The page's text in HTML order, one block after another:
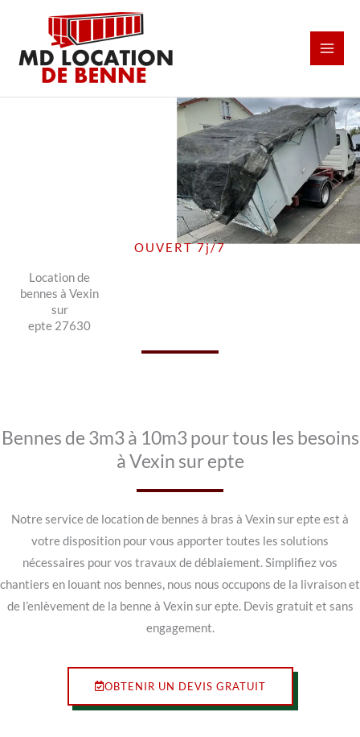
contenu
OUVERT 7j/7
Location de
bennes à Vexin
sur
epte 27630
Bennes de 3m3 à 10m3 pour tous les besoins
à Vexin sur epte
Notre service de location de bennes à bras à Vexin sur epte est à
votre disposition pour vous apporter toutes les solutions
nécessaires pour vos travaux de déblaiement. Simplifiez vos
chantiers en louant nos bennes, nous nous occupons de la livraison et
de l’enlèvement de la benne à Vexin sur epte. Devis gratuit et sans
engagement.
OBTENIR UN DEVIS GRATUIT